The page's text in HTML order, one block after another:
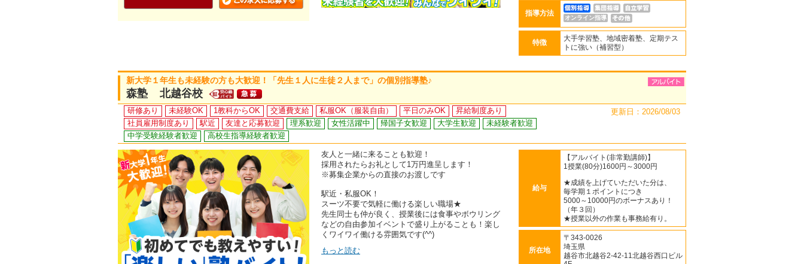
指導方法
オンライン指導
特徴
大手学習塾、地域密着塾、定期テス
トに強い（補習型）
新大学１年生も未経験の方も大歓迎！「先生１人に生徒２人まで」の個別指導塾♪
森塾 北越谷校
研修あり 未経験OK 1教科からOK 交通費支給 私服OK（服装自由） 平日のみOK
昇給制度あり
社員雇用制度あり
駅近 友達と応募歓迎 理系歓迎 女性活躍中 帰国子女歓迎 大学生歓迎
未経験者歓迎
中学受験経験者歓迎
高校生指導経験者歓迎
更新日：2026/08/03
友人と一緒に来ることも歓迎！
採用されたらお礼として1万円進呈します！
※募集企業からの直接のお渡しです
駅近・私服OK！
スーツ不要で気軽に働ける楽しい職場★
先生同士も仲が良く、授業後には食事やボウリング
などの自由参加イベントで盛り上がることも！楽し
くワイワイ働ける雰囲気です(^^)
もっと読む
給与
【アルバイト(非常勤講師)】
1授業(80分)1600円～3000円
★成績を上げていただいた分は、
毎学期１ポイントにつき
5000～10000円のボーナスあり！
（年３回）
★授業以外の作業も事務給有り。
所在地
〒343-0026
埼玉県
越谷市北越谷2-42-11北越谷西口ビル